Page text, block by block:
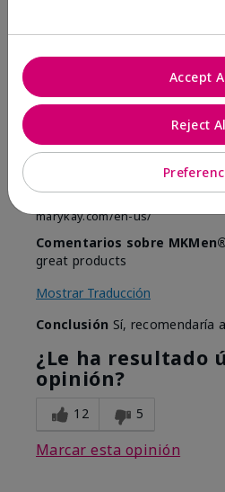
great product s
EnviadoHace 1 año
detexas
Comprador verificado
Evaluado en
marykay.com/en-us/
Comentarios sobre
great products
Mostrar Traducción
Conclusión Sí, recomendaría
¿Le ha resultado
opinión?
12 5
Marcar esta opinión
Reject
Accept